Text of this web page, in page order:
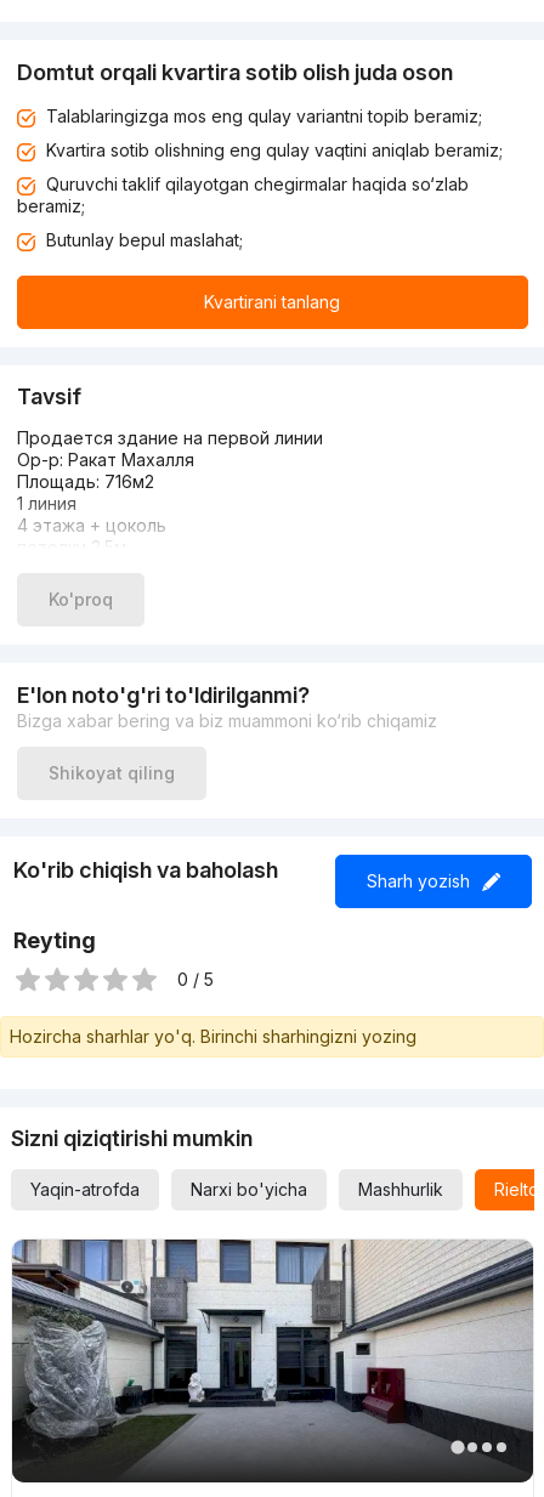
Domtut orqali kvartira sotib olish juda oson
Talablaringizga mos eng qulay variantni topib beramiz;
Kvartira sotib olishning eng qulay vaqtini aniqlab beramiz;
Quruvchi taklif qilayotgan chegirmalar haqida so‘zlab
beramiz;
Butunlay bepul maslahat;
Kvartirani tanlang
Tavsif
Продается здание на первой линии
Ор-р: Ракат Махалля
Площадь: 716м2
1 линия
4 этажа + цоколь
потолки 3.5м
Цена: 730,000 !!
33 408 11 88 Богдан телеграм bogdan_remax
Ko'proq
E'lon noto'g'ri to'ldirilganmi?
Bizga xabar bering va biz muammoni ko‘rib chiqamiz
Shikoyat qiling
Ko'rib chiqish va baholash Sharh yozish
Reyting
0 / 5
Hozircha sharhlar yo'q. Birinchi sharhingizni yozing
Sizni qiziqtirishi mumkin
Yaqin-atrofda Narxi bo'yicha Mashhurlik